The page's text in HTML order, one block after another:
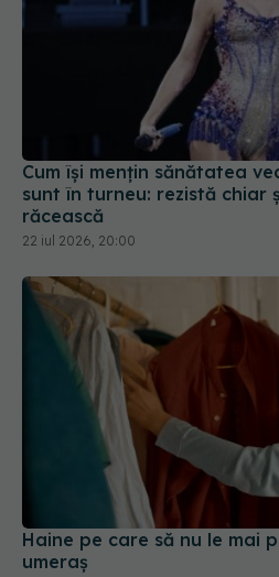
Cum își mențin sănătatea
sunt în turneu: rezistă chiar
răcească
22 iul 2026, 20:00
Haine pe care să nu le mai
umeraș